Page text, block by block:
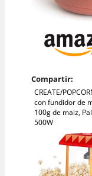
Compartir:
CREATE/
con fundidor de
100g de maiz,
500W